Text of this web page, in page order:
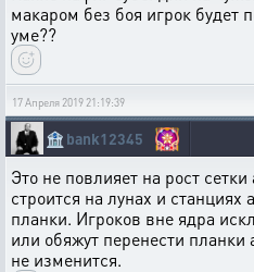
макаром без боя игрок будет
уме??
17 Апреля 2019 21:19:39
🏦 bank12345
Это не повлияет на рост
строится на лунах и
планки. Игроков вне ядра
или обяжут перенести планки
не изменится.